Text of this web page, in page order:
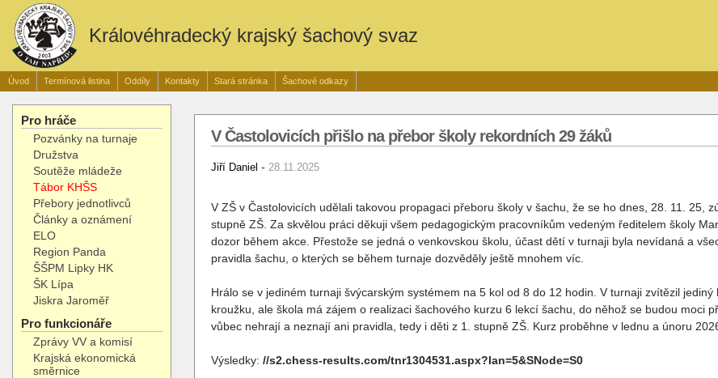
Královéhradecký krajský šachový svaz
Úvod Termínová listina Oddíly Kontakty Stará stránka Šachové odkazy
Pro hráče
Pozvánky na turnaje
Družstva
Soutěže mládeže
Tábor KHŠS
Přebory jednotlivců
Články a oznámení
ELO
Region Panda
ŠŠPM Lipky HK
ŠK Lípa
Jiskra Jaroměř
Pro funkcionáře
Zprávy VV a komisí
Krajská ekonomická
směrnice
V Častolovicích přišlo na přebor školy rekordních 29 žáků
Jiří Daniel - 28.11.2025
V ZŠ v Častolovicích udělali takovou propagaci přeboru školy v šachu, že se ho dnes, 28. 11. 25,
stupně ZŠ. Za skvělou práci děkuji všem pedagogickým pracovníkům vedeným ředitelem školy
dozor během akce. Přestože se jedná o venkovskou školu, účast dětí v turnaji byla nevídaná a
pravidla šachu, o kterých se během turnaje dozvěděly ještě mnohem víc.
Hrálo se v jediném turnaji švýcarským systémem na 5 kol od 8 do 12 hodin. V turnaji zvítězil
kroužku, ale škola má zájem o realizaci šachového kurzu 6 lekcí šachu, do něhož se budou moci
vůbec nehrají a neznají ani pravidla, tedy i děti z 1. stupně ZŠ. Kurz proběhne v lednu a únoru
Výsledky: //s2.chess-results.com/tnr1304531.aspx?lan=5&SNode=S0